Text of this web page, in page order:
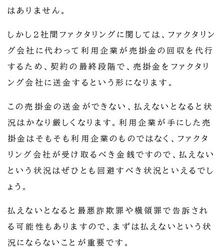
はありません。
しかし2社間ファクタリングに関しては、ファクタリン
グ会社に代わって利用企業が売掛金の回収を代行
するため、契約の最終段階で、売掛金をファクタリ
ング会社に送金するという形になります。
この売掛金の送金ができない、払えないとなると状
況はかなり厳しくなります。利用企業が手にした売
掛金はそもそも利用企業のものではなく、ファクタ
リング会社が受け取るべき金銭ですので、払えない
という状況はぜひとも回避すべき状況といえるでし
ょう。
払えないとなると最悪詐欺罪や横領罪で告訴され
る可能性もありますので、まずは払えないという状
況にならないことが重要です。